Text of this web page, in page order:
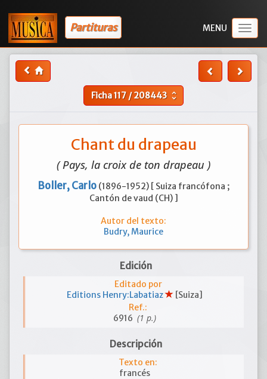
Partituras
Ficha117/208443 unfold_more
Chant du drapeau
( Pays, la croix de ton drapeau )
Boller, Carlo (1896-1952) [ Suiza francófona ;
Cantón de vaud (CH) ]
Autor del texto:
Budry, Maurice
Edición
Editado por
Editions Henry:Labatiaz
[Suiza]
Ref.:
6916 (1 p.)
Descripción
Texto en:
francés